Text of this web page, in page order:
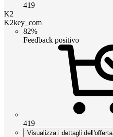
419
K2
K2key_com
82%
Feedback positivo
419
Visualizza i dettagli dell'offerta